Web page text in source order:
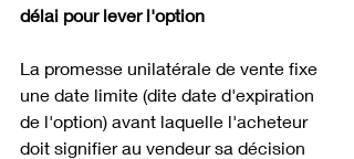
délai pour lever l'option
La promesse unilatérale de vente fixe
une date limite (dite date d'expiration
de l'option) avant laquelle l'acheteur
doit signifier au vendeur sa décision